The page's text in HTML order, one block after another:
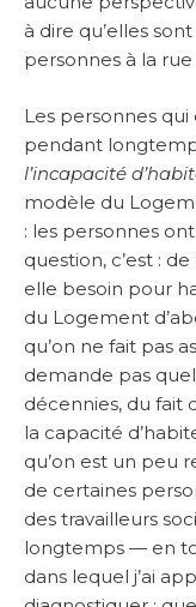
à dire qu’elles
personnes à la
Les personnes
pendant
l’incapacité
modèle du
: les personnes
question, c’est :
elle besoin pour
du Logement
qu’on ne fait pas
demande pas
décennies, du fait
la capacité
qu’on est un peu
de certaines
des travailleurs
longtemps — en
dans lequel j’ai